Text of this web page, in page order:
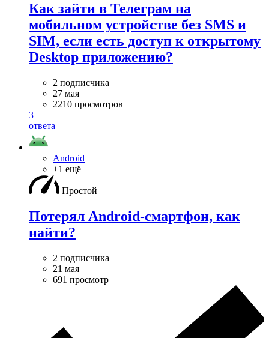
Как зайти в Телеграм на
мобильном устройстве без SMS и
SIM, если есть доступ к открытому
Desktop приложению?
2 подписчика
27 мая
2210 просмотров
3
ответа
Android
+1 ещё
Простой
Потерял Android-смартфон, как
найти?
2 подписчика
21 мая
691 просмотр